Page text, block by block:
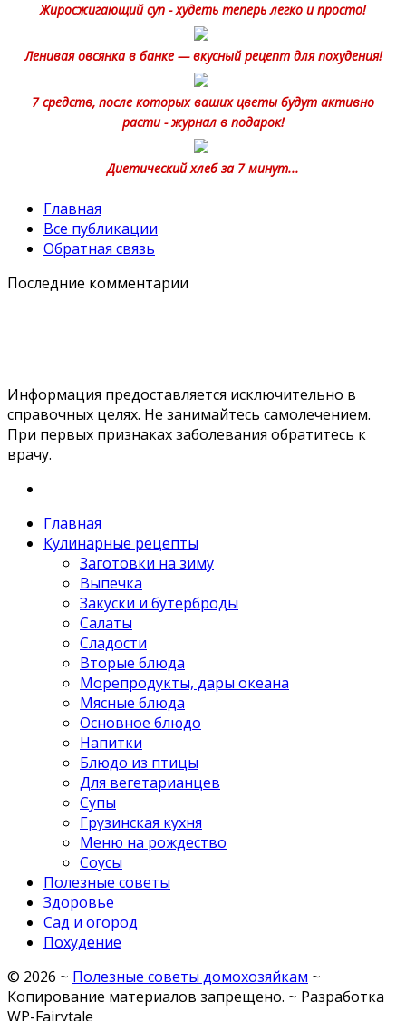
Жиросжигающий суп - худеть теперь легко и просто!
Ленивая овсянка в банке — вкусный рецепт для похудения!
7 средств, после которых ваших цветы будут активно
расти - журнал в подарок!
Диетический хлеб за 7 минут...
Главная
Все публикации
Обратная связь
Последние комментарии
Информация предоставляется исключительно в
справочных целях. Не занимайтесь самолечением.
При первых признаках заболевания обратитесь к
врачу.
Главная
Кулинарные рецепты
Заготовки на зиму
Выпечка
Закуски и бутерброды
Салаты
Сладости
Вторые блюда
Морепродукты, дары океана
Мясные блюда
Основное блюдо
Напитки
Блюдо из птицы
Для вегетарианцев
Супы
Грузинская кухня
Меню на рождество
Соусы
Полезные советы
Здоровье
Сад и огород
Похудение
© 2026 ~ Полезные советы домохозяйкам ~
Копирование материалов запрещено. ~ Разработка
WP-Fairytale